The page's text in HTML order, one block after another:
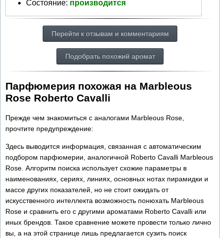
Состояние: производится
Перейти к отзывам и комментариям
Подобрать похожий аромат
Парфюмерия похожая на Marbleous
Rose Roberto Cavalli
Прежде чем знакомиться с аналогами Marbleous Rose,
прочтите предупреждение:
Здесь выводится информация, связанная с автоматическим
подбором парфюмерии, аналогичной Roberto Cavalli Marbleous
Rose. Алгоритм поиска использует схожие параметры в
наименованиях, сериях, линиях, основных нотах пирамидки и
массе других показателей, но не стоит ожидать от
искусственного интеллекта возможность понюхать Marbleous
Rose и сравнить его с другими ароматами Roberto Cavalli или
иных брендов. Такое сравнение можете провести только лично
вы, а на этой странице лишь предлагается сузить поиск